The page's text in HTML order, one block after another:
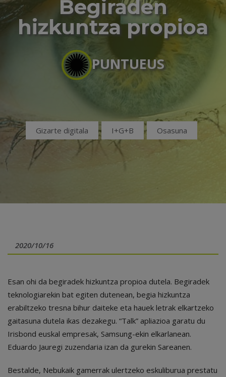
Begiraden
hizkuntza propioa
PUNTUEUS
Gizarte digitala I+G+B Osasuna
2020/10/16
Esan ohi da begiradek hizkuntza propioa dutela. Begiradek
teknologiarekin bat egiten dutenean, begia hizkuntza
erabiltzeko tresna bihur daiteke eta hauek letrak elkartzeko
gaitasuna dutela ikas dezakegu. “Talk” apliazioa garatu du
Irisbond euskal empresak, Samsung-ekin elkarlanean.
Eduardo Jauregi zuzendaria izan da gurekin Sareanen.
Bestalde, Nebukaik gamerrak ulertzeko eskuliburua prestatu